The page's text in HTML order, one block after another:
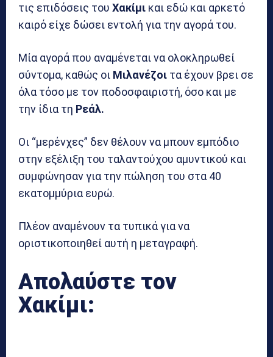
τις επιδόσεις του Χακίμι και εδώ και αρκετό
καιρό είχε δώσει εντολή για την αγορά του.
Μία αγορά που αναμένεται να ολοκληρωθεί
σύντομα, καθώς οι Μιλανέζοι τα έχουν βρει σε
όλα τόσο με τον ποδοσφαιριστή, όσο και με
την ίδια τη Ρεάλ.
Οι “μερένχες” δεν θέλουν να μπουν εμπόδιο
στην εξέλιξη του ταλαντούχου αμυντικού και
συμφώνησαν για την πώληση του στα 40
εκατομμύρια ευρώ.
Πλέον αναμένουν τα τυπικά για να
οριστικοποιηθεί αυτή η μεταγραφή.
Απολαύστε τον
Χακίμι: